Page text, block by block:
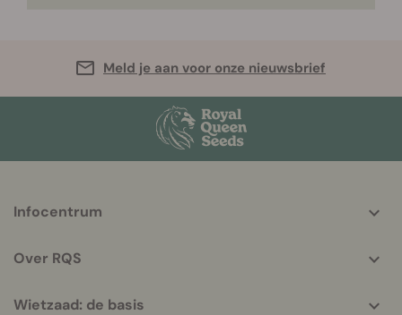
Meld je aan voor onze nieuwsbrief
helpful
Infocentrum
Over RQS
Wietzaad: de basis